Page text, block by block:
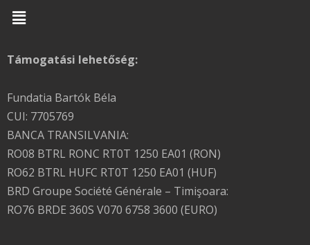
Menu
Támogatási lehetőség:
Fundatia Bartók Béla
CUI: 7705769
BANCA TRANSILVANIA:
RO08 BTRL RONC RT0T 1250 EA01 (RON)
RO62 BTRL HUFC RT0T 1250 EA01 (HUF)
BRD Groupe Société Générale – Timişoara:
RO76 BRDE 360S V070 6758 3600 (EURO)